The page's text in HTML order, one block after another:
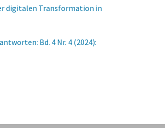
digitalen Transformation in
Bd. 4 Nr. 4 (2024):